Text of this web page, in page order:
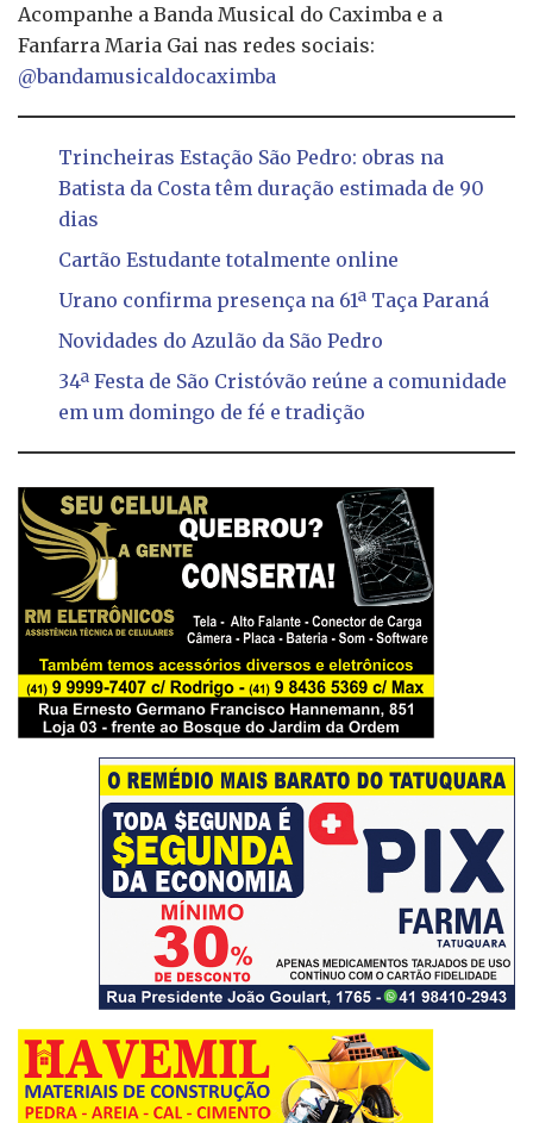
Acompanhe a Banda Musical do Caximba e a
Fanfarra Maria Gai nas redes sociais:
@bandamusicaldocaximba
Trincheiras Estação São Pedro: obras na
Batista da Costa têm duração estimada de 90
dias
Cartão Estudante totalmente online
Urano confirma presença na 61ª Taça Paraná
Novidades do Azulão da São Pedro
34ª Festa de São Cristóvão reúne a comunidade
em um domingo de fé e tradição